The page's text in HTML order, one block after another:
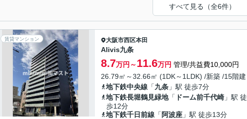
すべて見る（全6件）
賃貸マンション 大阪市西区本田
Alivis九条
8.7万円～11.6万円 管理/共益費10,000円
26.79㎡～32.66㎡ (1DK～1LDK) /新築 /15階建
地下鉄中央線 「九条 」駅 徒歩7分
地下鉄長堀鶴見緑地「 ドーム前千代崎 」駅 徒
歩12分
地下鉄千日前線 「 阿波座 」駅 徒歩13分